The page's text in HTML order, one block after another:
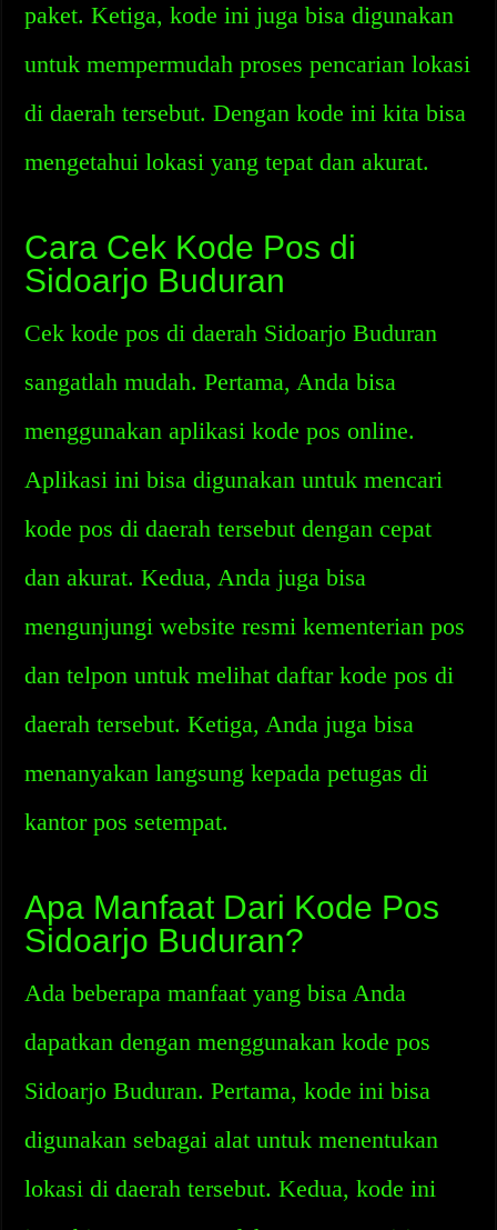
paket. Ketiga, kode ini juga bisa digunakan
untuk mempermudah proses pencarian lokasi
di daerah tersebut. Dengan kode ini kita bisa
mengetahui lokasi yang tepat dan akurat.
Cara Cek Kode Pos di
Sidoarjo Buduran
Cek kode pos di daerah Sidoarjo Buduran
sangatlah mudah. Pertama, Anda bisa
menggunakan aplikasi kode pos online.
Aplikasi ini bisa digunakan untuk mencari
kode pos di daerah tersebut dengan cepat
dan akurat. Kedua, Anda juga bisa
mengunjungi website resmi kementerian pos
dan telpon untuk melihat daftar kode pos di
daerah tersebut. Ketiga, Anda juga bisa
menanyakan langsung kepada petugas di
kantor pos setempat.
Apa Manfaat Dari Kode Pos
Sidoarjo Buduran?
Ada beberapa manfaat yang bisa Anda
dapatkan dengan menggunakan kode pos
Sidoarjo Buduran. Pertama, kode ini bisa
digunakan sebagai alat untuk menentukan
lokasi di daerah tersebut. Kedua, kode ini